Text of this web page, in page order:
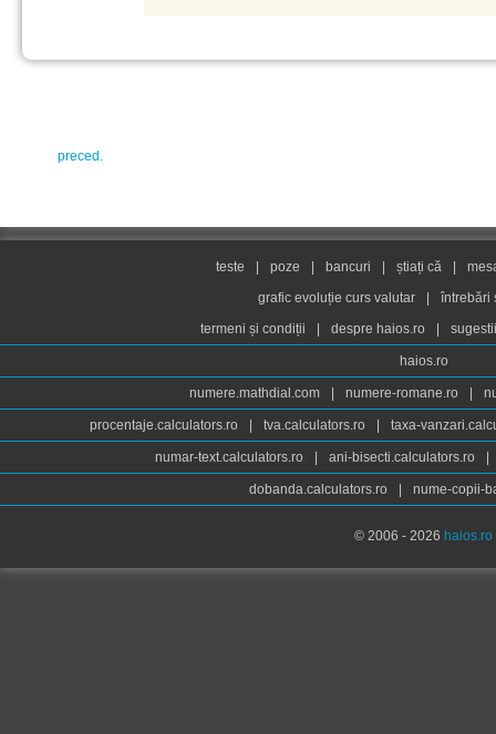
preced.
teste poze bancuri știați că
grafic evoluție curs valutar
întrebări
termeni și condiții
despre haios.ro
haios.ro
numere.mathdial.com numere-romane.ro
procentaje.calculators.ro tva.calculators.ro taxa-
numar-text.calculators.ro ani-bisecti.calculators.ro
dobanda.calculators.ro nume-copii-
© 2006 - 2026 haios.ro